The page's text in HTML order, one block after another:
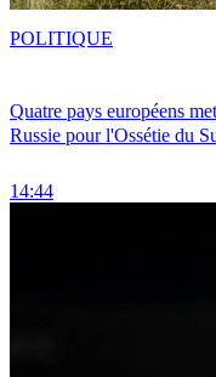
Quatre pays européens
Russie pour l'Ossétie du
14:44
POLITIQUE